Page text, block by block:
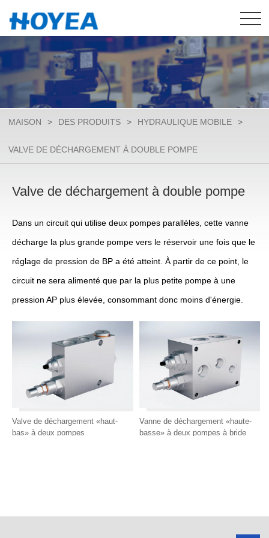
MAISON > DES PRODUITS > HYDRAULIQUE MOBILE >
VALVE DE DÉCHARGEMENT À DOUBLE POMPE
Valve de déchargement à double pompe
Dans un circuit qui utilise deux pompes parallèles, cette vanne
décharge la plus grande pompe vers le réservoir une fois que le
réglage de pression de BP a été atteint. À partir de ce point, le
circuit ne sera alimenté que par la plus petite pompe à une
pression AP plus élevée, consommant donc moins d'énergie.
Valve de déchargement «haut-
bas» à deux pompes
Vanne de déchargement «haute-
basse» à deux pompes à bride